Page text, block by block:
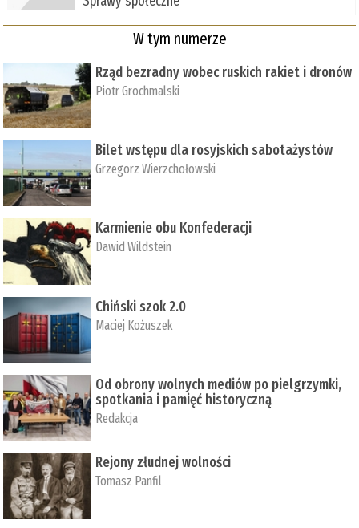
W tym numerze
Rząd bezradny wobec ruskich rakiet i dronów
Piotr Grochmalski
Bilet wstępu dla rosyjskich sabotażystów
Grzegorz Wierzchołowski
Karmienie obu Konfederacji
Dawid Wildstein
Chiński szok 2.0
Maciej Kożuszek
Od obrony wolnych mediów po pielgrzymki,
spotkania i pamięć historyczną
Redakcja
Rejony złudnej wolności
Tomasz Panfil